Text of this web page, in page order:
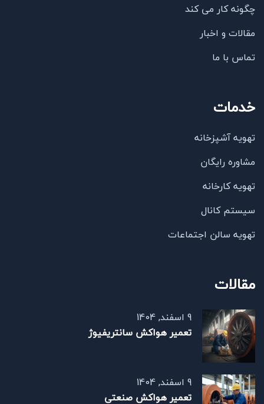
چگونه کار می کند
مقالات و اخبار
تماس با ما
خدمات
تهویه آشپزخانه
مشاوره رایگان
تهویه کارخانه
سیستم کانال
تهویه سالن اجتماعات
مقالات
9 اسفند, 1404
تعمیر هواکش سانتریفیوژ
9 اسفند, 1404
تعمیر هواکش صنعتی